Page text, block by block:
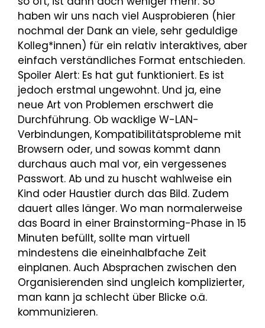
haben wir uns nach viel Ausprobieren (hier
nochmal der Dank an viele, sehr geduldige
Kolleg*innen) für ein relativ interaktives, aber
einfach verständliches Format entschieden.
Spoiler Alert: Es hat gut funktioniert. Es ist
jedoch erstmal ungewohnt. Und ja, eine
neue Art von Problemen erschwert die
Durchführung. Ob wacklige W-LAN-
Verbindungen, Kompatibilitätsprobleme mit
Browsern oder, und sowas kommt dann
durchaus auch mal vor, ein vergessenes
Passwort. Ab und zu huscht wahlweise ein
Kind oder Haustier durch das Bild. Zudem
dauert alles länger. Wo man normalerweise
das Board in einer Brainstorming-Phase in 15
Minuten befüllt, sollte man virtuell
mindestens die eineinhalbfache Zeit
einplanen. Auch Absprachen zwischen den
Organisierenden sind ungleich komplizierter,
man kann ja schlecht über Blicke o.ä.
kommunizieren.